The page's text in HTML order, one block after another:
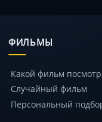
ФИЛЬМЫ
Какой фильм
Случайный фильм
Персональный